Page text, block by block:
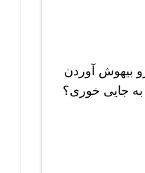
بیهوش آوردن
جایی خوری؟